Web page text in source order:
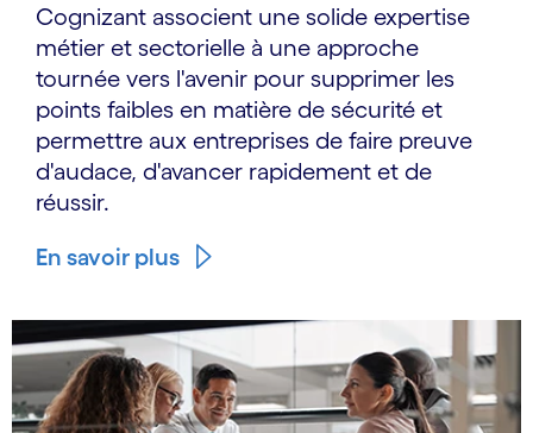
Cognizant associent une solide expertise
métier et sectorielle à une approche
tournée vers l'avenir pour supprimer les
points faibles en matière de sécurité et
permettre aux entreprises de faire preuve
d'audace, d'avancer rapidement et de
réussir.
En savoir plus